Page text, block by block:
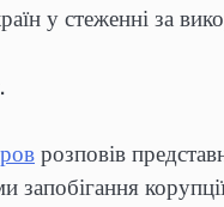
у стеженні за
розповів